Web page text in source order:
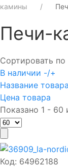
камины
Печи-
Сортировать по
В наличии -/+
Название товара
Цена товара
Показано 1 - 60
Код: 64962188